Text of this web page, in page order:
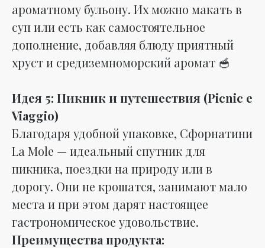
ароматному бульону. Их можно макать в
суп или есть как самостоятельное
дополнение, добавляя блюду приятный
хруст и средиземноморский аромат 🥣
Идея 5: Пикник и путешествия (Picnic e
Viaggio)
Благодаря удобной упаковке, Сфорнатини
La Mole — идеальный спутник для
пикника, поездки на природу или в
дорогу. Они не крошатся, занимают мало
места и при этом дарят настоящее
гастрономическое удовольствие.
Преимущества продукта: